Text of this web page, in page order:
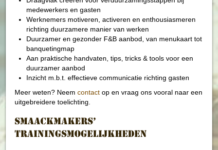
medewerkers en gasten
Werknemers motiveren, activeren en enthousiasmeren
richting duurzamere manier van werken
Duurzamer en gezonder F&B aanbod, van menukaart tot
banquetingmap
Aan praktische handvaten, tips, tricks & tools voor een
duurzamer aanbod
Inzicht m.b.t. effectieve communicatie richting gasten
Meer weten? Neem contact op en vraag ons vooral naar een
uitgebreidere toelichting.
Smaackmakers’
trainingsmogelijkheden